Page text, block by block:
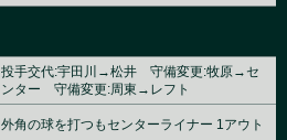
投手交代:宇田川→松井 守備変更:牧原→セ
ンター 守備変更:周東→レフト
外角の球を打つもセンターライナー 1アウト